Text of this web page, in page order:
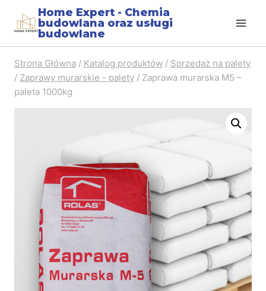
Home Expert - Chemia
budowlana oraz usługi
budowlane
Strona Główna / Katalog produktów / Sprzedaż na palety
/ Zaprawy murarskie - palety / Zaprawa murarska M5 –
paleta 1000kg